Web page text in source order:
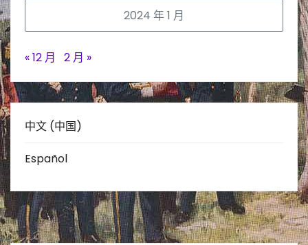
2024 年 1 月
« 12 月 2 月 »
中文 (中国)
Español